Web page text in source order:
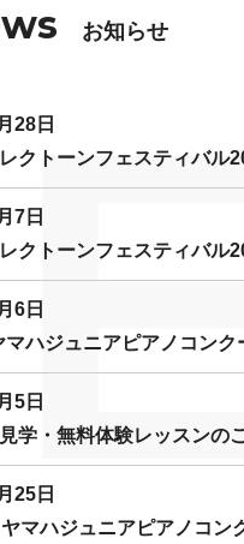
お知らせ
28日
クトーンフェスティバ
7日
クトーンフェスティバ
6日
マハジュニアピアノコン
5日
学・無料体験レッスンの
25日
マハジュニアピアノコン